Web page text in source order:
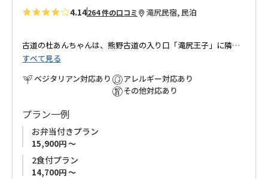
4.14264 件の口コミ 滝尻民宿, 民泊
古道の杜あんちゃんは、熊野古道の入り口「滝尻王子」に隣接
し立地抜群！！
古道歩きには最適なお宿です。
お部屋は２階にあり、１階は薪ストーブがある食堂兼カフェで
富田川の天然鮎・かき氷・地ビール・梅干しの販売もしていま
す。
夕食は和食、朝食は洋食スタイルの軽食です。
古道歩き・鮎釣り・川遊びなどのレジャーに是非ご利用くださ
い。
すべて見る
ベジタリアン対応あり
アレルギー対応あり
その他対応あり
プラン一例
お弁当付きプラン
15,900円 ～
2食付プラン
14,700円 ～